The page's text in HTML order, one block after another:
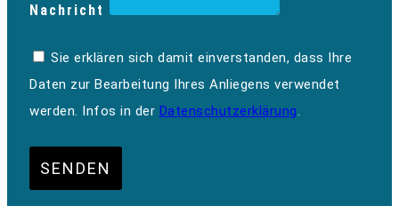
Nachricht
Sie erklären sich damit einverstanden, dass Ihre
Daten zur Bearbeitung Ihres Anliegens verwendet
werden. Infos in der Datenschutzerklärung.
SENDEN